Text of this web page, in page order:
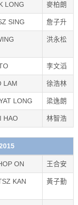
LONG 麥柏朗
SING 詹子升
洪永松
李文滔
LAM 徐浩林
LONG 梁逸朗
HAO 林智浩
ON 王合安
KAN 黃子勤